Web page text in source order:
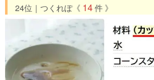
24位｜つくれぽ《 14件 》